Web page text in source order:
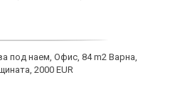
под наем, Офис, 84 m2 Варна,
2000 EUR